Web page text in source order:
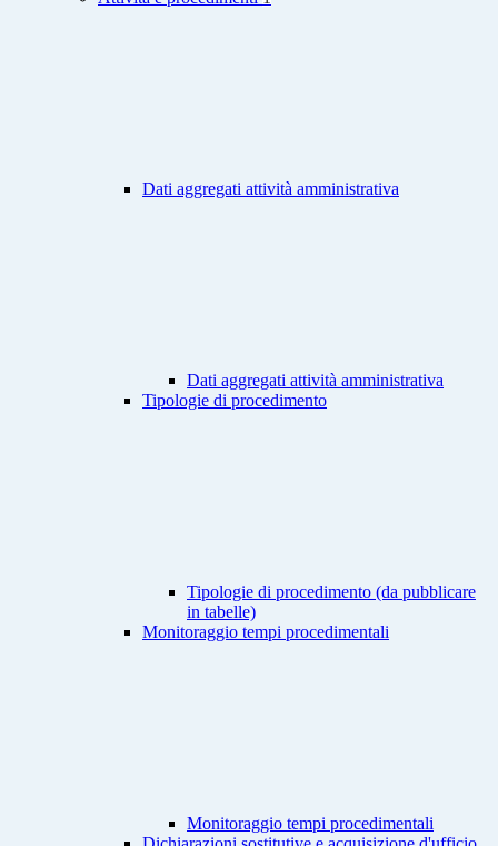
Dati aggregati attività amministrativa
Dati aggregati attività amministrativa
Tipologie di procedimento
Tipologie di procedimento (da pubblicare
in tabelle)
Monitoraggio tempi procedimentali
Monitoraggio tempi procedimentali